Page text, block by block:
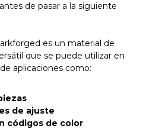
de pasar a la siguiente
es un material de
que se puede utilizar en
aplicaciones como:
de ajuste
códigos de color